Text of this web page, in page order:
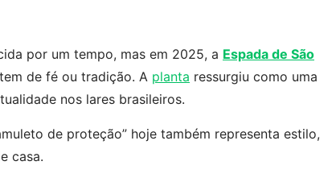
por um tempo, mas em 2025, a Espada de São
de fé ou tradição. A planta ressurgiu como uma
nos lares brasileiros.
de proteção” hoje também representa estilo,
casa.